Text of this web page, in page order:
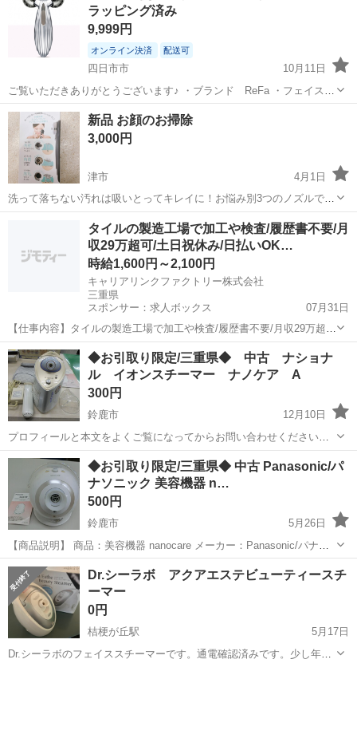
ラッピング済み
9,999円
オンライン決済 配送可
四日市市
10月11日
ご覧いただきありがとうございます♪ ・ブランド ReFa ・フェイスロ
ーラー 2021/06に高島屋でプレゼント用に購入しましたが、 使用しな
い為、ラッピングされたまま家に保管されています。 他のフリマアプ
リにも出品中です。
三重 四日市市 美容家電 リファ
新品 お顔のお掃除
3,000円
津市
4月1日
洗って落ちない汚れは吸いとってキレイに！お悩み別3つのノズルでキ
レイにすっきり吸引！ お肌汚れすっきり滑らかで化粧のりのよい素肌
美容家電 汚れ
タイルの製造工場で加工や検査/履歴書不要/月
収29万超可/土日祝休み/日払いOK…
時給1,600円～2,100円
キャリアリンクファクトリー株式会社
三重県
スポンサー：求人ボックス
07月31日
【仕事内容】タイルの製造工場で加工や検査/履歴書不要/月収29万超
可/土日祝休み/日払いOK/即日スタートOK <給与> 時給1600円～2100
円 <勤務地> 三重県 伊賀市 「社員を企業に派遣して終わり」ではあり
ません/ 就業...
アルバイト・パート
◆お引取り限定/三重県◆ 中古 ナショナ
ル イオンスチーマー ナノケア A
300円
鈴鹿市
12月10日
プロフィールと本文をよくご覧になってからお問い合わせください。
中古の商品です。外箱ありますがかなりボロボロです。 取説ありま
だきます。 ...
三重 鈴鹿市 美容家電 ナノケア
◆お引取り限定/三重県◆ 中古 Panasonic/パ
ナソニック 美容機器 n…
500円
鈴鹿市
5月26日
【商品説明】 商品：美容機器 nanocare メーカー：Panasonic/パナソ
ニック 型番：EH-SA41 年式：2010年製 中古の商品です。 動作は問題
ございません。 画像でも確認出来るかと...
三重 鈴鹿市 美容機器
Dr.シーラボ アクアエステビューティースチ
ーマー
0円
桔梗が丘駅
5月17日
Dr.シーラボのフェイススチーマーです。通電確認済みです。少し年期